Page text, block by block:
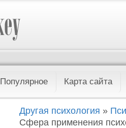
Популярное Карта сайта
Другая психология »
Сфера применения